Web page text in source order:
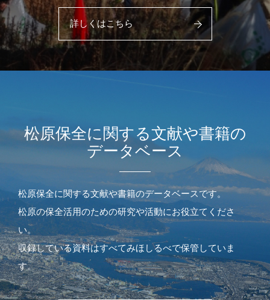
詳しくはこちら
松原保全に関する文献や書籍の
データベース
松原保全に関する文献や書籍のデータベースです。
松原の保全活用のための研究や活動にお役立てくださ
い。
収録している資料はすべてみほしるべで保管していま
す。